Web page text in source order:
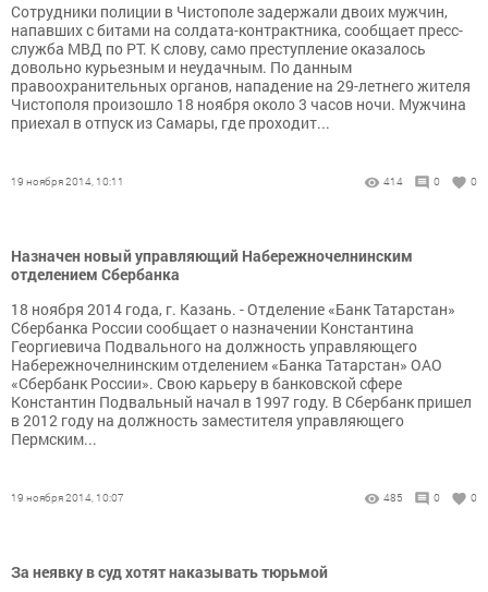
Сотрудники полиции в Чистополе задержали двоих мужчин,
напавших с битами на солдата-контрактника, сообщает пресс-
служба МВД по РТ. К слову, само преступление оказалось
довольно курьезным и неудачным. По данным
правоохранительных органов, нападение на 29-летнего жителя
Чистополя произошло 18 ноября около 3 часов ночи. Мужчина
приехал в отпуск из Самары, где проходит...
19 ноября 2014, 10:11 414 0 0
Назначен новый управляющий Набережночелнинским
отделением Сбербанка
18 ноября 2014 года, г. Казань. - Отделение «Банк Татарстан»
Сбербанка России сообщает о назначении Константина
Георгиевича Подвального на должность управляющего
Набережночелнинским отделением «Банка Татарстан» ОАО
«Сбербанк России». Свою карьеру в банковской сфере
Константин Подвальный начал в 1997 году. В Сбербанк пришел
в 2012 году на должность заместителя управляющего
Пермским...
19 ноября 2014, 10:07 485 0 0
За неявку в суд хотят наказывать тюрьмой